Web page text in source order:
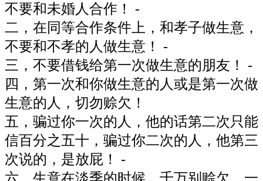
不要和未婚人合作！ -
二，在同等合作条件上，和孝子做生意，
不要和不孝的人做生意！ -
三，不要借钱给第一次做生意的朋友！ -
四，第一次和你做生意的人或是第一次做
生意的人，切勿赊欠！
五，骗过你一次的人，他的话第二次只能
信百分之五十，骗过你二次的人，他第三
次说的，是放屁！ -